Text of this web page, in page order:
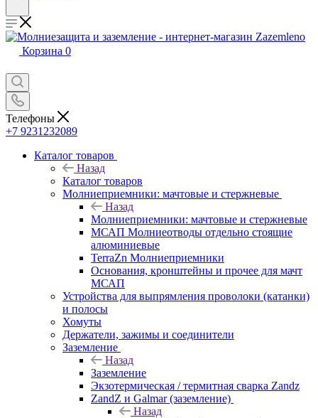
Корзина 0
Телефоны
+7 9231232089
Каталог товаров
Назад
Каталог товаров
Молниеприемники: мачтовые и стержневые
Назад
Молниеприемники: мачтовые и стержневые
МСАП Молниеотводы отдельно стоящие
алюминиевые
TerraZn Молниеприемники
Основания, кронштейны и прочее для мачт
МСАП
Устройства для выпрямления проволоки (катанки)
и полосы
Хомуты
Держатели, зажимы и соединители
Заземление
Назад
Заземление
Экзотермическая / термитная сварка Zandz
ZandZ и Galmar (заземление)
Назад